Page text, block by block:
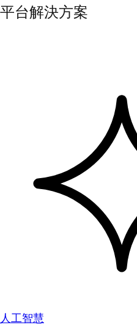
平台解決方案
人工智慧